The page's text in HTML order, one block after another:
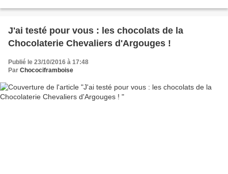
J'ai testé pour vous : les chocolats de la
Chocolaterie Chevaliers d'Argouges !
Publié le 23/10/2016 à 17:48
Par Chocociframboise